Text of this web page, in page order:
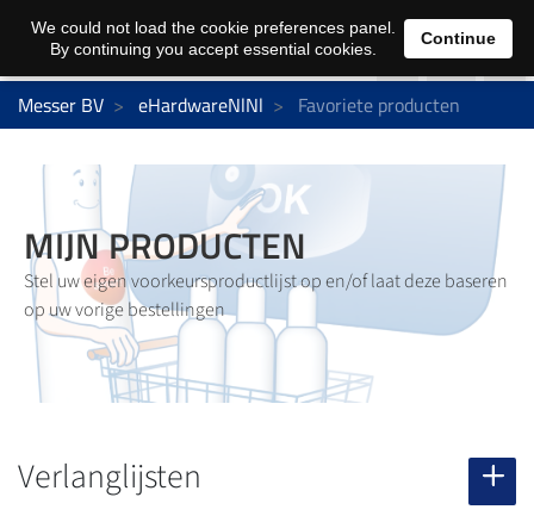
0
Messer BV eHardwareNlNl Favoriete producten
MIJN PRODUCTEN
Stel uw eigen voorkeursproductlijst op en/of laat deze baseren
op uw vorige bestellingen
Verlanglijsten
We could not load the cookie preferences panel.
By continuing you accept essential cookies.
Continue